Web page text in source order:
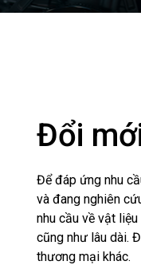
Đổi
Để đáp ứng nhu
và đang nghiên
nhu cầu về vật
cũng như lâu dài.
thương mại khác.